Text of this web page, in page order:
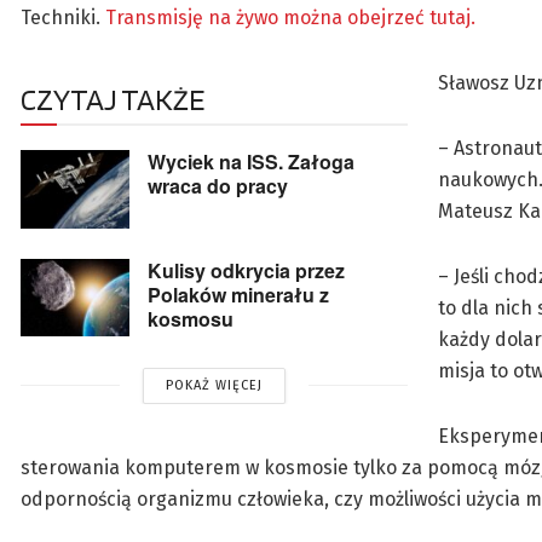
Techniki. Transmisję na żywo można obejrzeć tutaj.
CZYTAJ TAKŻE
Wyciek na ISS. Załoga
wraca do pracy
Kulisy odkrycia przez
Polaków minerału z
kosmosu
POKAŻ WIĘCEJ
Sławosz
–
Mateusz
– Jeśli
to dla nich
każdy
misja to
sterowania komputerem w kosmosie tylko za pomocą
odpornością organizmu człowieka, czy możliwości